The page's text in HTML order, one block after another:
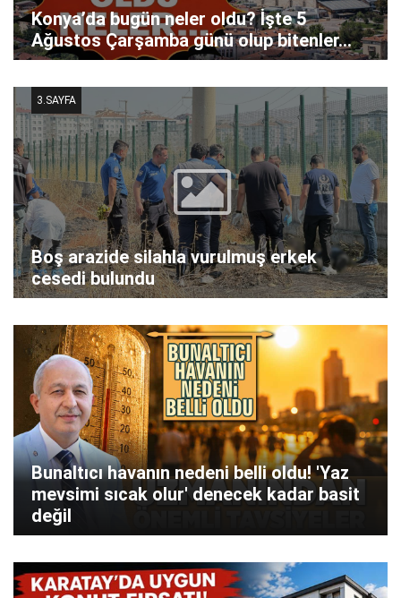
Konya’da bugün neler oldu? İşte 5
Ağustos Çarşamba günü olup bitenler…
Boş arazide silahla vurulmuş erkek
cesedi bulundu
3.SAYFA
Bunaltıcı havanın nedeni belli oldu! 'Yaz
mevsimi sıcak olur' denecek kadar basit
değil